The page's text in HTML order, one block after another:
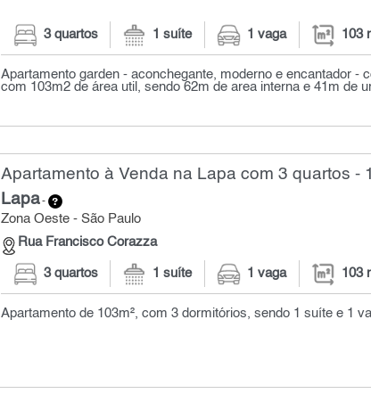
3 quartos 1 suíte 1 vaga 103
Apartamento garden - aconchegante, moderno e encantador -
com 103m2 de área util, sendo 62m de area interna e 41m de
Apartamento à Venda na Lapa com 3 quartos -
Lapa-
Zona Oeste - São Paulo
Rua Francisco Corazza
3 quartos 1 suíte 1 vaga 103
Apartamento de 103m², com 3 dormitórios, sendo 1 suíte e 1